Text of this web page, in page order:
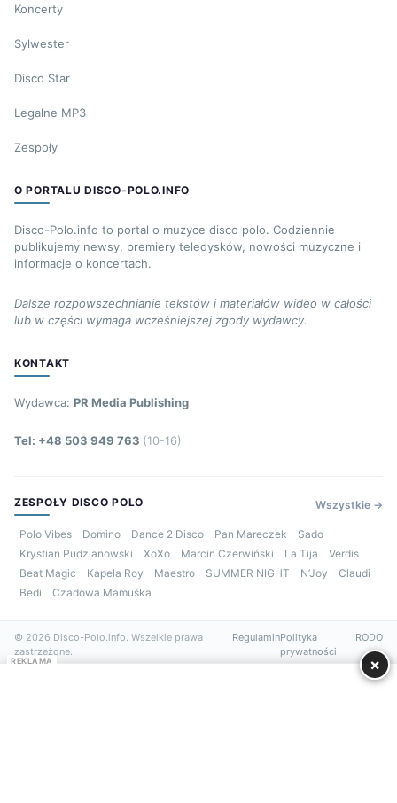
Koncerty
Sylwester
Disco Star
Legalne MP3
Zespoły
O PORTALU DISCO-POLO.INFO
Disco-Polo.info to portal o muzyce disco polo. Codziennie
publikujemy newsy, premiery teledysków, nowości muzyczne i
informacje o koncertach.
Dalsze rozpowszechnianie tekstów i materiałów wideo w całości
lub w części wymaga wcześniejszej zgody wydawcy.
KONTAKT
Wydawca: PR Media Publishing
Tel: +48 503 949 763 (10-16)
ZESPOŁY DISCO POLO Wszystkie →
Polo Vibes Domino Dance 2 Disco Pan Mareczek
Sado
Krystian Pudzianowski
XoXo Marcin Czerwiński La Tija
Verdis
Beat Magic
Kapela Roy Maestro SUMMER NIGHT N’Joy
Claudi
Bedi
Czadowa Mamuśka
© 2026 Disco-Polo.info. Wszelkie prawa
zastrzeżone.
RegulaminPolityka
prywatności
RODO
REKLAMA ×